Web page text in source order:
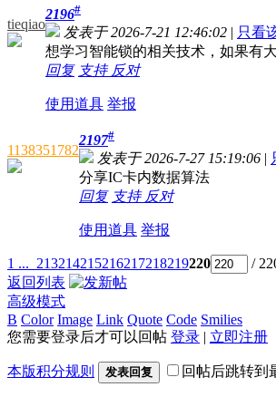
tieqiao
2196#
发表于 2026-7-21 12:46:02 | 只看
想学习智能锁的相关技术，如果有
回复 支持 反对
使用道具 举报
1138351782
2197#
发表于 2026-7-27 15:19:06 |
分享IC卡内数据算法
回复 支持 反对
使用道具 举报
1 ... 213214215216217218219220
/
返回列表
高级模式
B Color Image Link Quote Code Smilies
您需要登录后才可以回帖 登录 | 立即注册
本版积分规则 发表回复 回帖后跳转到